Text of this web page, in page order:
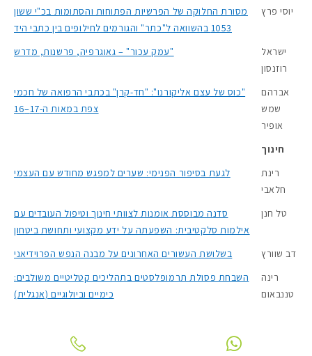
יוסי פרץ
מסורת החלוקה של הפרשיות הפתוחות והסתומות בכ"י ששון
1053 בהשוואה ל"כתר" והגורמים לחילופים בין כתבי היד
ישראל
רוזנסון
"עמק עכור" – גאוגרפיה, פרשנות, מדרש
אברהם
שמש
אופיר
"כוס של עצם אליקורנו": "חד-קרן" בכתבי הרפואה של חכמי
צפת במאות ה-17–16
חינוך
רינת
חלאבי
לגעת בסיפור הפנימי: שערים למפגש מחודש עם העצמי
טל חנן
סדנה מבוססת אומנות לצוותי חינוך וטיפול העובדים עם
אילמות סלקטיבית: השפעתה על ידע מקצועי ותחושת ביטחון
דב שוורץ
בשלושת העשורים האחרונים על מבנה הנפש הפרוידיאני
רינה
טננבאום
השבחת פסולת תרמופלסטים בתהליכים קטליטיים משולבים:
כימיים וביולוגיים (אנגלית)